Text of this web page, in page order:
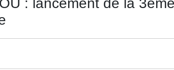
: lancement de la